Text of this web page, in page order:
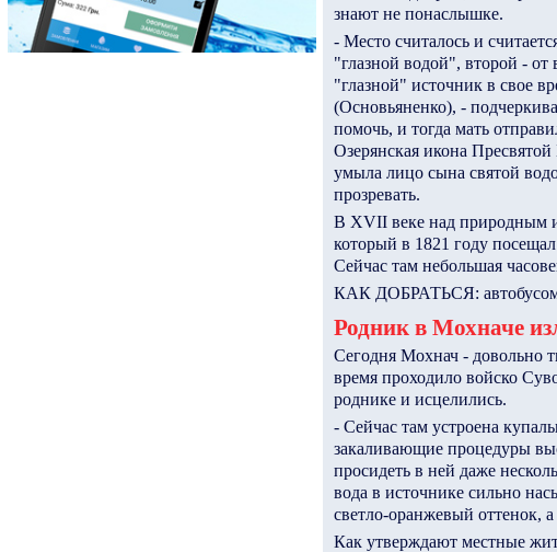
знают не понаслышке.
- Место считалось и
"глазной водой", второй -
"глазной" источник в свое
(Основьяненко), -
помочь, и тогда мать
Озерянская икона
умыла лицо сына святой
прозревать.
В XVII веке над природным
который в 1821 году
Сейчас там небольшая
КАК ДОБРАТЬСЯ: автобусом
Родник в Мохначе
Сегодня Мохнач - довольно
время проходило войско
роднике и исцелились.
- Сейчас там устроена
закаливающие процедуры
просидеть в ней даже
вода в источнике сильно
светло-оранжевый оттенок,
Как утверждают местные